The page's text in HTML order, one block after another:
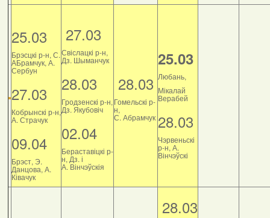
25.03
Брэсцкі р-н, С.
АБрамчук, А.
Сербун
27.03
Кобрынскі р-н,
А. Страчук
09.04
Брэст, Э.
Данцова, А.
Ківачук
27.03
Свіслацкі р-н,
Дз. Шыманчук
28.03
Гродзенскі р-н,
Дз. Якубовіч
02.04
Бераставіцкі р-
н, Дз. і
А. Вінчэўскія
28.03
Гомельскі р-
н,
С. Абрамчук
25.03
Любань,
Мікалай
Верабей
28.03
Чэрвеньскі
р-н, А.
Вінчэўскі
28.03